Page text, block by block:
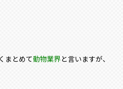
まとめて動物業界と言いますが、